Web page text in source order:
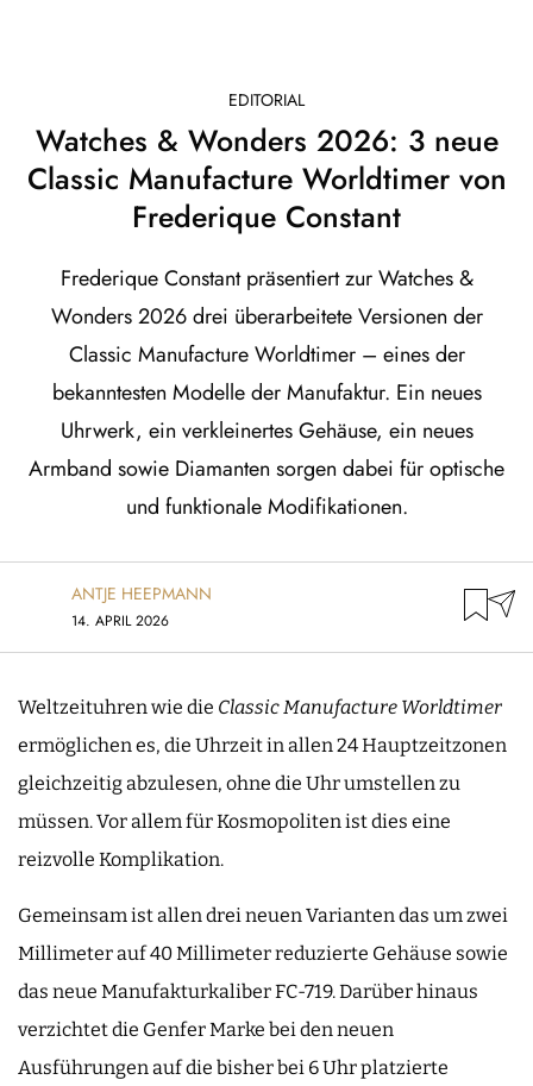
EDITORIAL
Watches & Wonders 2026: 3 neue
Classic Manufacture Worldtimer von
Frederique Constant
Frederique Constant präsentiert zur Watches &
Wonders 2026 drei überarbeitete Versionen der
Classic Manufacture Worldtimer – eines der
bekanntesten Modelle der Manufaktur. Ein neues
Uhrwerk, ein verkleinertes Gehäuse, ein neues
Armband sowie Diamanten sorgen dabei für optische
und funktionale Modifikationen.
ANTJE HEEPMANN
14. APRIL 2026
Weltzeituhren wie die Classic Manufacture Worldtimer
ermöglichen es, die Uhrzeit in allen 24 Hauptzeitzonen
gleichzeitig abzulesen, ohne die Uhr umstellen zu
müssen. Vor allem für Kosmopoliten ist dies eine
reizvolle Komplikation.
Gemeinsam ist allen drei neuen Varianten das um zwei
Millimeter auf 40 Millimeter reduzierte Gehäuse sowie
das neue Manufakturkaliber FC-719. Darüber hinaus
verzichtet die Genfer Marke bei den neuen
Ausführungen auf die bisher bei 6 Uhr platzierte